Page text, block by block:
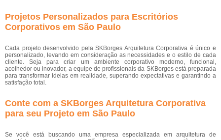
Projetos Personalizados para Escritórios
Corporativos em São Paulo
Cada projeto desenvolvido pela SKBorges Arquitetura Corporativa é único e
personalizado, levando em consideração as necessidades e o estilo de cada
cliente. Seja para criar um ambiente corporativo moderno, funcional,
acolhedor ou inovador, a equipe de profissionais da SKBorges está preparada
para transformar ideias em realidade, superando expectativas e garantindo a
satisfação total.
Conte com a SKBorges Arquitetura Corporativa
para seu Projeto em São Paulo
Se você está buscando uma empresa especializada em arquitetura de